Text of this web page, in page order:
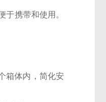
携带和使用。
箱体内，简化安